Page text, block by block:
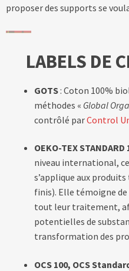
proposer des supports se
LABELS DE
GOTS : Coton 100%
méthodes « Global
contrôlé parControl
OEKO-TEX STANDARD
niveau international,
s’applique aux
finis). Elle témoigne
tout leur traitement,
potentielles de
transformation des
OCS 100, OCS